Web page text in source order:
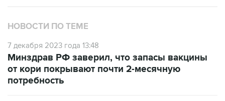
НОВОСТИ ПО ТЕМЕ
7 декабря 2023 года 13:48
от кори покрывают почти 2-месячную
потребность
6 декабря 2023 года 14:24